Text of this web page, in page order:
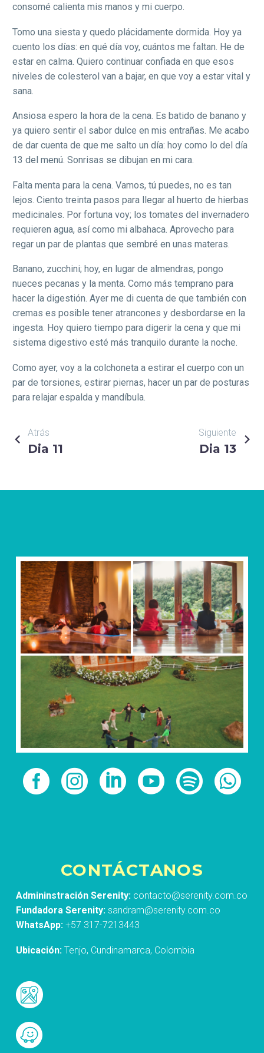
consomé calienta mis manos y mi cuerpo.
Tomo una siesta y quedo plácidamente dormida. Hoy ya
cuento los días: en qué día voy, cuántos me faltan. He de
estar en calma. Quiero continuar confiada en que esos
niveles de colesterol van a bajar, en que voy a estar vital y
sana.
Ansiosa espero la hora de la cena. Es batido de banano y
ya quiero sentir el sabor dulce en mis entrañas. Me acabo
de dar cuenta de que me salto un día: hoy como lo del día
13 del menú. Sonrisas se dibujan en mi cara.
Falta menta para la cena. Vamos, tú puedes, no es tan
lejos. Ciento treinta pasos para llegar al huerto de hierbas
medicinales. Por fortuna voy; los tomates del invernadero
requieren agua, así como mi albahaca. Aprovecho para
regar un par de plantas que sembré en unas materas.
Banano, zucchini; hoy, en lugar de almendras, pongo
nueces pecanas y la menta. Como más temprano para
hacer la digestión. Ayer me di cuenta de que también con
cremas es posible tener atrancones y desbordarse en la
ingesta. Hoy quiero tiempo para digerir la cena y que mi
sistema digestivo esté más tranquilo durante la noche.
Como ayer, voy a la colchoneta a estirar el cuerpo con un
par de torsiones, estirar piernas, hacer un par de posturas
para relajar espalda y mandíbula.
NAVEGACIÓN
ENTRADAS
Atrás
Dia 11
Siguiente
Dia 13
CONTÁCTANOS
Admininstración Serenity: contacto@serenity.com.co
Fundadora Serenity: sandram@serenity.com.co
WhatsApp: +57 317-7213443
Ubicación: Tenjo, Cundinamarca, Colombia